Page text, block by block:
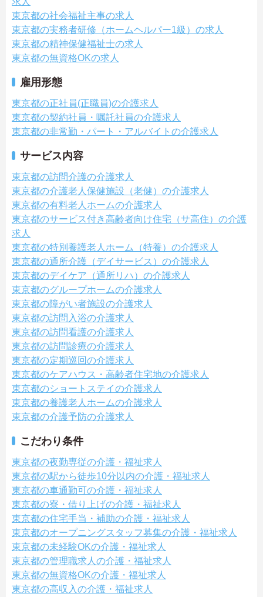
東京都の社会福祉主事の求人
東京都の実務者研修（ホームヘルパー1級）の求人
東京都の精神保健福祉士の求人
東京都の無資格OKの求人
雇用形態
東京都の正社員(正職員)の介護求人
東京都の契約社員・嘱託社員の介護求人
東京都の非常勤・パート・アルバイトの介護求人
サービス内容
東京都の訪問介護の介護求人
東京都の介護老人保健施設（老健）の介護求人
東京都の有料老人ホームの介護求人
東京都のサービス付き高齢者向け住宅（サ高住）の介護
求人
東京都の特別養護老人ホーム（特養）の介護求人
東京都の通所介護（デイサービス）の介護求人
東京都のデイケア（通所リハ）の介護求人
東京都のグループホームの介護求人
東京都の障がい者施設の介護求人
東京都の訪問入浴の介護求人
東京都の訪問看護の介護求人
東京都の訪問診療の介護求人
東京都の定期巡回の介護求人
東京都のケアハウス・高齢者住宅地の介護求人
東京都のショートステイの介護求人
東京都の養護老人ホームの介護求人
東京都の介護予防の介護求人
こだわり条件
東京都の夜勤専従の介護・福祉求人
東京都の駅から徒歩10分以内の介護・福祉求人
東京都の車通勤可の介護・福祉求人
東京都の寮・借り上げの介護・福祉求人
東京都の住宅手当・補助の介護・福祉求人
東京都のオープニングスタッフ募集の介護・福祉求人
東京都の未経験OKの介護・福祉求人
東京都の管理職求人の介護・福祉求人
東京都の無資格OKの介護・福祉求人
東京都の高収入の介護・福祉求人